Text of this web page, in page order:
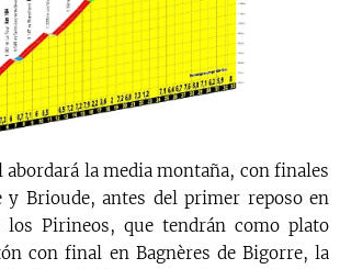
abordará la media montaña, con finales
y Brioude, antes del primer reposo en
los Pirineos, que tendrán como plato
con final en Bagnères de Bigorre, la